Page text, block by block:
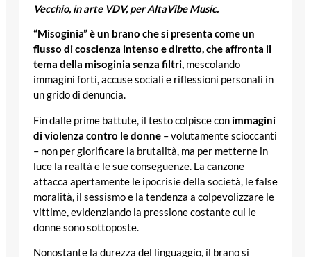
Vecchio, in arte VDV, per AltaVibe Music.
“Misoginia” è un brano che si presenta come un
flusso di coscienza intenso e diretto, che affronta il
tema della misoginia senza filtri, mescolando
immagini forti, accuse sociali e riflessioni personali in
un grido di denuncia.
Fin dalle prime battute, il testo colpisce con immagini
di violenza contro le donne – volutamente scioccanti
– non per glorificare la brutalità, ma per metterne in
luce la realtà e le sue conseguenze. La canzone
attacca apertamente le ipocrisie della società, le false
moralità, il sessismo e la tendenza a colpevolizzare le
vittime, evidenziando la pressione costante cui le
donne sono sottoposte.
Nonostante la durezza del linguaggio, il brano si